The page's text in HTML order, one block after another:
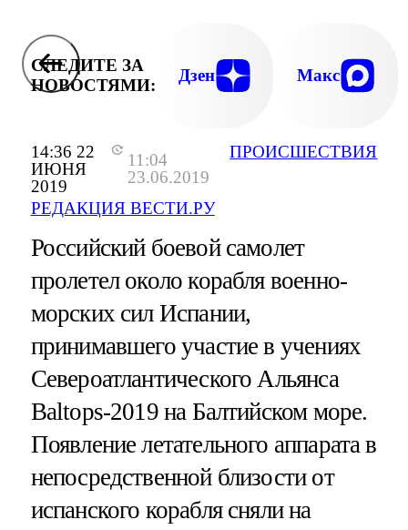
14:36 22
ИЮНЯ
2019
11:04
23.06.2019
РЕДАКЦИЯ ВЕСТИ.РУ
ПРОИСШЕСТВИЯ
СЛЕДИТЕ ЗА
НОВОСТЯМИ:
Дзен Макс
Российский боевой самолет
пролетел около корабля военно-
морских сил Испании,
принимавшего участие в учениях
Североатлантического Альянса
Baltops-2019 на Балтийском море.
Появление летательного аппарата в
непосредственной близости от
испанского корабля сняли на